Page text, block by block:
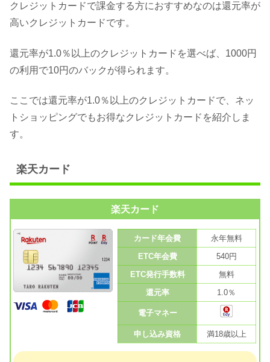
クレジットカードで課金する方におすすめなのは還元率が
高いクレジットカードです。
還元率が1.0％以上のクレジットカードを選べば、1000円
の利用で10円のバックが得られます。
ここでは還元率が1.0％以上のクレジットカードで、ネッ
トショッピングでもお得なクレジットカードを紹介しま
す。
楽天カード
楽天カード
カード年会費
永年無料
ETC年会費
540円
ETC発行手数料
無料
還元率
1.0％
電子マネー
申し込み資格 満18歳以上